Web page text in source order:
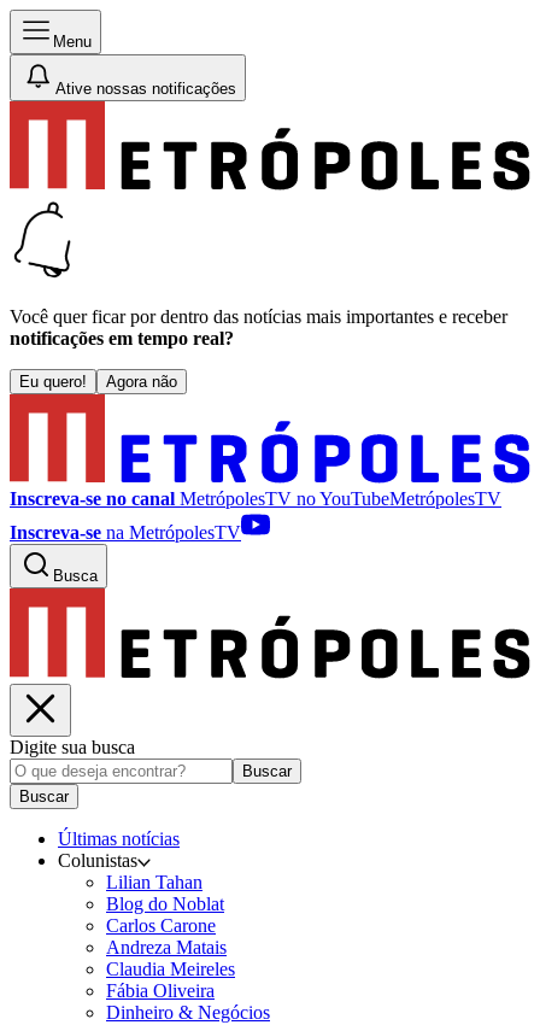
Menu
Ative nossas notificações
Você quer ficar por dentro das notícias mais importantes e receber
notificações em tempo real?
Eu quero! Agora não
Inscreva-se no canal MetrópolesTV noYouTubeMetrópolesTV
Inscreva-se na MetrópolesTV
Busca
Digite sua busca
Buscar
Buscar
Últimas notícias
Colunistas
Lilian Tahan
Blog do Noblat
Carlos Carone
Andreza Matais
Claudia Meireles
Fábia Oliveira
Dinheiro & Negócios